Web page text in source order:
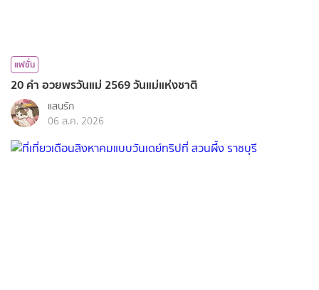
แฟชั่น
20 คำ อวยพรวันแม่ 2569 วันแม่แห่งชาติ
แสนรัก
06 ส.ค. 2026